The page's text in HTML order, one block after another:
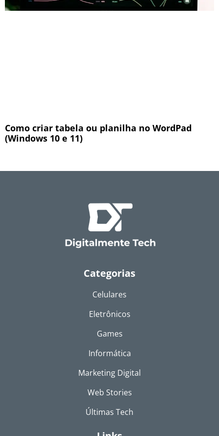
Como criar tabela ou planilha no WordPad
(Windows 10 e 11)
Categorias
Celulares
Eletrônicos
Games
Informática
Marketing Digital
Web Stories
Últimas Tech